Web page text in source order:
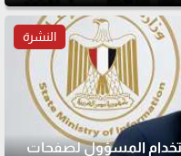
النشرة
المسؤول لصفحات